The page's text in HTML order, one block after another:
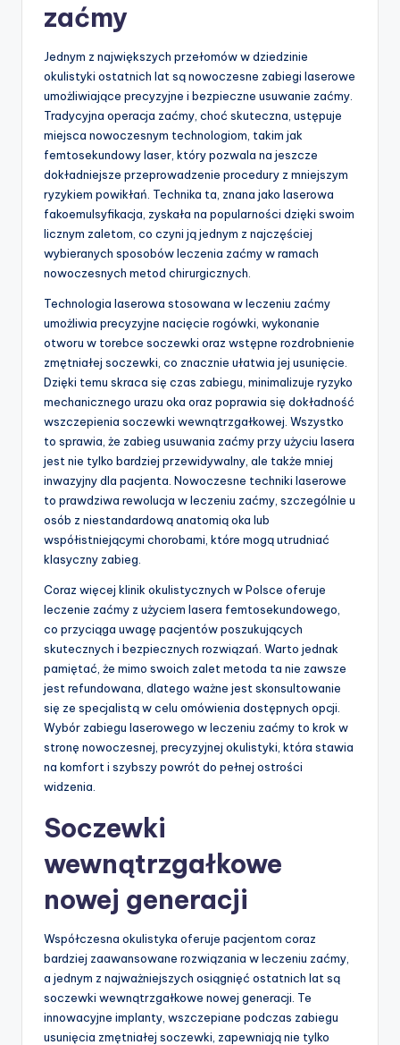
zaćmy
Jednym z największych przełomów w dziedzinie
okulistyki ostatnich lat są nowoczesne zabiegi laserowe
umożliwiające precyzyjne i bezpieczne usuwanie zaćmy.
Tradycyjna operacja zaćmy, choć skuteczna, ustępuje
miejsca nowoczesnym technologiom, takim jak
femtosekundowy laser, który pozwala na jeszcze
dokładniejsze przeprowadzenie procedury z mniejszym
ryzykiem powikłań. Technika ta, znana jako laserowa
fakoemulsyfikacja, zyskała na popularności dzięki swoim
licznym zaletom, co czyni ją jednym z najczęściej
wybieranych sposobów leczenia zaćmy w ramach
nowoczesnych metod chirurgicznych.
Technologia laserowa stosowana w leczeniu zaćmy
umożliwia precyzyjne nacięcie rogówki, wykonanie
otworu w torebce soczewki oraz wstępne rozdrobnienie
zmętniałej soczewki, co znacznie ułatwia jej usunięcie.
Dzięki temu skraca się czas zabiegu, minimalizuje ryzyko
mechanicznego urazu oka oraz poprawia się dokładność
wszczepienia soczewki wewnątrzgałkowej. Wszystko
to sprawia, że zabieg usuwania zaćmy przy użyciu lasera
jest nie tylko bardziej przewidywalny, ale także mniej
inwazyjny dla pacjenta. Nowoczesne techniki laserowe
to prawdziwa rewolucja w leczeniu zaćmy, szczególnie u
osób z niestandardową anatomią oka lub
współistniejącymi chorobami, które mogą utrudniać
klasyczny zabieg.
Coraz więcej klinik okulistycznych w Polsce oferuje
leczenie zaćmy z użyciem lasera femtosekundowego,
co przyciąga uwagę pacjentów poszukujących
skutecznych i bezpiecznych rozwiązań. Warto jednak
pamiętać, że mimo swoich zalet metoda ta nie zawsze
jest refundowana, dlatego ważne jest skonsultowanie
się ze specjalistą w celu omówienia dostępnych opcji.
Wybór zabiegu laserowego w leczeniu zaćmy to krok w
stronę nowoczesnej, precyzyjnej okulistyki, która stawia
na komfort i szybszy powrót do pełnej ostrości
widzenia.
Soczewki
wewnątrzgałkowe
nowej generacji
Współczesna okulistyka oferuje pacjentom coraz
bardziej zaawansowane rozwiązania w leczeniu zaćmy,
a jednym z najważniejszych osiągnięć ostatnich lat są
soczewki wewnątrzgałkowe nowej generacji. Te
innowacyjne implanty, wszczepiane podczas zabiegu
usunięcia zmętniałej soczewki, zapewniają nie tylko